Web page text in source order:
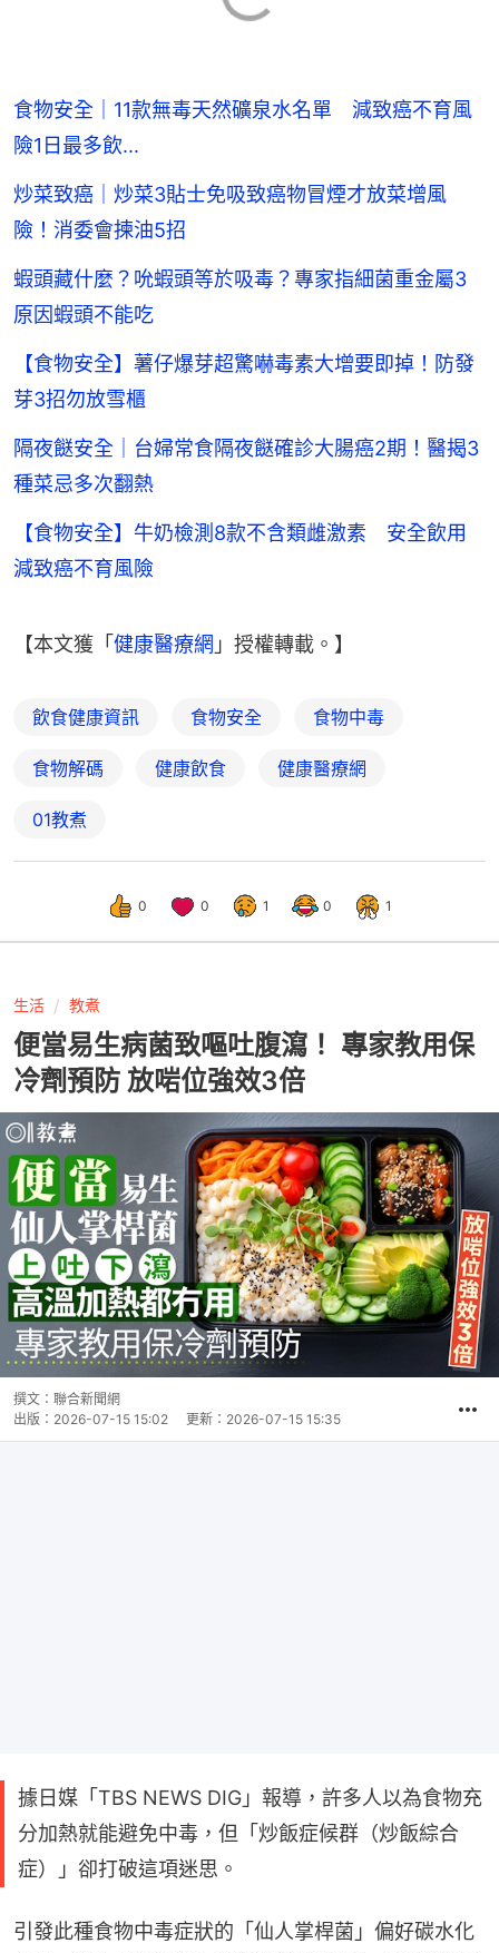
食物安全｜11款無毒天然礦泉水名單 減致癌不育風
險1日最多飲...
炒菜致癌｜炒菜3貼士免吸致癌物冒煙才放菜增風
險！消委會揀油5招
蝦頭藏什麼？吮蝦頭等於吸毒？專家指細菌重金屬3
原因蝦頭不能吃
【食物安全】薯仔爆芽超驚嚇毒素大增要即掉！防發
芽3招勿放雪櫃
隔夜餸安全｜台婦常食隔夜餸確診大腸癌2期！醫揭3
種菜忌多次翻熱
【食物安全】牛奶檢測8款不含類雌激素 安全飲用
減致癌不育風險
【本文獲「健康醫療網 」授權轉載。】
飲食健康資訊 食物安全 食物中毒
食物解碼 健康飲食 健康醫療網
01教煮
0 0 1 0 1
生活 教煮
便當易生病菌致嘔吐腹瀉！ 專家教用保
冷劑預防 放啱位強效3倍
撰文： 聯合新聞網
出版： 2026-07-15 15:02 更新： 2026-07-15 15:35
據日媒「TBS NEWS DIG」報導，許多人以為食物充
分加熱就能避免中毒，但「炒飯症候群（炒飯綜合
症）」卻打破這項迷思。
引發此種食物中毒症狀的「仙人掌桿菌」偏好碳水化